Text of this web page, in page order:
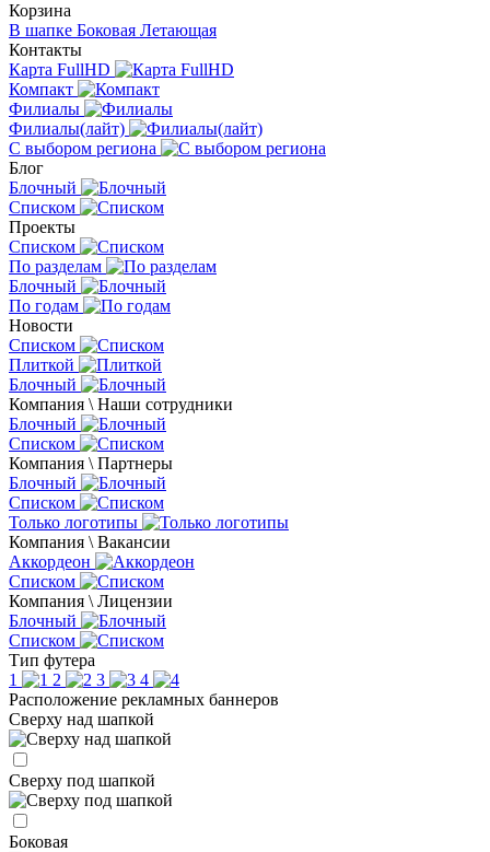
Корзина
В шапке Боковая Летающая
Контакты
Карта FullHD
Компакт
Филиалы
Филиалы(лайт)
С выбором региона
Блог
Блочный
Списком
Проекты
Списком
По разделам
Блочный
По годам
Новости
Списком
Плиткой
Блочный
Компания \ Наши сотрудники
Блочный
Списком
Компания \ Партнеры
Блочный
Списком
Только логотипы
Компания \ Вакансии
Аккордеон
Списком
Компания \ Лицензии
Блочный
Списком
Тип футера
1
2 3
4
Расположение рекламных баннеров
Сверху над шапкой
Сверху под шапкой
Боковая